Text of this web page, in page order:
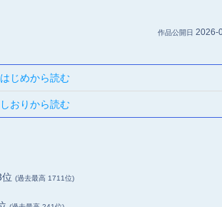
作品公開日 2026-
はじめから読む
しおりから読む
(過去最高 1711位)